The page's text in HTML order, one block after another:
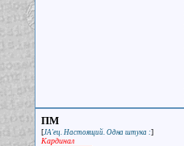
ПМ
[JA'ец. Настоящий. Одна штука :]
Кардинал